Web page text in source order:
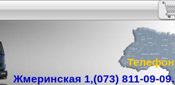
Телефон
Жмеринская 1,(073) 811-09-09,